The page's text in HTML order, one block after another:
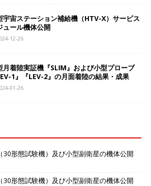
宇宙ステーション補給機（HTV-X）サービス
ュール機体公開
12-26
月着陸実証機『SLIM』および小型プローブ
1』『LEV-2』の月面着陸の結果・成果
01-26
30形態試験機）及び小型副衛星の機体公開
30形態試験機）及び小型副衛星の機体公開